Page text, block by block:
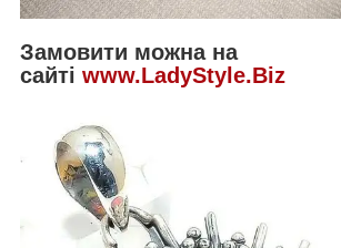
Замовити можна на
сайті www.LadyStyle.Biz